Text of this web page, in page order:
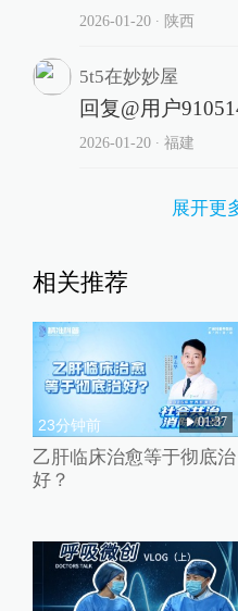
2026-01-20∙ 陕西
5t5在妙妙屋
回复@用户
2026-01-20∙ 福建
展开更
相关推荐
23分钟前 01:37
乙肝临床治愈等于彻底治
好？